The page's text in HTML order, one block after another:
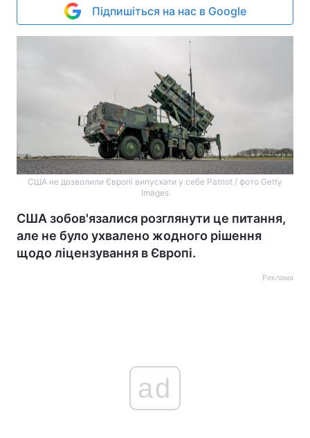
Підпишіться на нас в Google
США не дозволили Європі випускати у себе Patriot / фото Getty
Images
США зобов'язалися розглянути це питання,
але не було ухвалено жодного рішення
щодо ліцензування в Європі.
Реклама
ad